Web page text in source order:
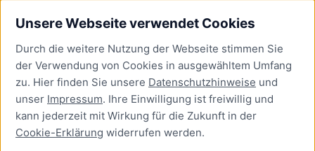
Unsere Webseite verwendet Cookies
Durch die weitere Nutzung der Webseite stimmen Sie
der Verwendung von Cookies in ausgewähltem Umfang
zu. Hier finden Sie unsere Datenschutzhinweise und
unser Impressum. Ihre Einwilligung ist freiwillig und
kann jederzeit mit Wirkung für die Zukunft in der
Cookie-Erklärung widerrufen werden.
Bürgerservice
Presse
Newsletter Lübeck:kompakt
Kontakt
Kontakt